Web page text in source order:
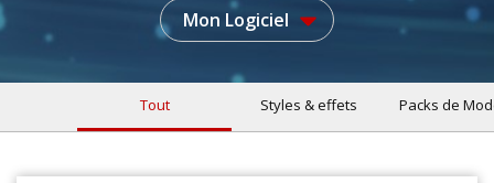
Mon Logiciel
Tout Styles & effets Packs de